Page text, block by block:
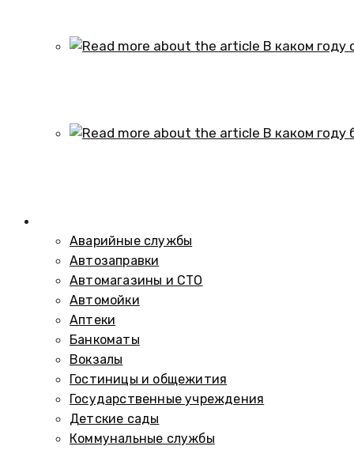
Аварийные службы
Автозаправки
Автомагазины и СТО
Автомойки
Аптеки
Банкоматы
Вокзалы
Гостиницы и общежития
Государственные учреждения
Детские сады
Коммунальные службы